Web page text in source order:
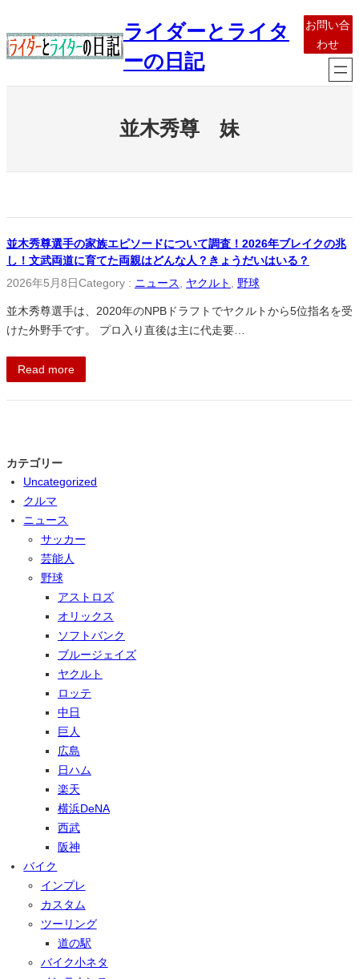
容
を
ライダーとライタ
ーの日記
お問い合
わせ
並木秀尊 妹
並木秀尊選手の家族エピソードについて調査！2026年ブレイクの兆
し！文武両道に育てた両親はどんな人？きょうだいはいる？
2026年5月8日Category : ニュース ヤクルト 野球
並木秀尊選手は、2020年のNPBドラフトでヤクルトから5位指名を受
けた外野手です。 プロ入り直後は主に代走要…
Read more
カテゴリー
Uncategorized
クルマ
ニュース
サッカー
芸能人
野球
アストロズ
オリックス
ソフトバンク
ブルージェイズ
ヤクルト
ロッテ
中日
巨人
広島
日ハム
楽天
横浜DeNA
西武
阪神
バイク
インプレ
カスタム
ツーリング
道の駅
バイク小ネタ